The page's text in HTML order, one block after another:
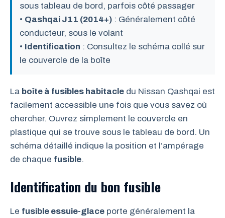
sous tableau de bord, parfois côté passager
• Qashqai J11 (2014+) : Généralement côté
conducteur, sous le volant
• Identification : Consultez le schéma collé sur
le couvercle de la boîte
La boîte à fusibles habitacle du Nissan Qashqai est
facilement accessible une fois que vous savez où
chercher. Ouvrez simplement le couvercle en
plastique qui se trouve sous le tableau de bord. Un
schéma détaillé indique la position et l’ampérage
de chaque fusible.
Identification du bon fusible
Le fusible essuie-glace porte généralement la